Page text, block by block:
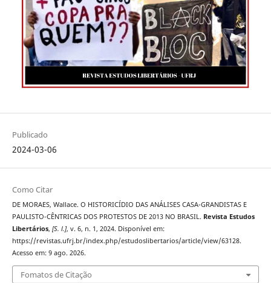
Publicado
2024-03-06
Como Citar
DE MORAES, Wallace. O HISTORICÍDIO DAS ANÁLISES CASA-GRANDISTAS E
PAULISTO-CÊNTRICAS DOS PROTESTOS DE 2013 NO BRASIL. Revista Estudos
Libertários, [S. l.], v. 6, n. 1, 2024. Disponível em:
https://revistas.ufrj.br/index.php/estudoslibertarios/article/view/63128.
Acesso em: 9 ago. 2026.
Fomatos de Citação